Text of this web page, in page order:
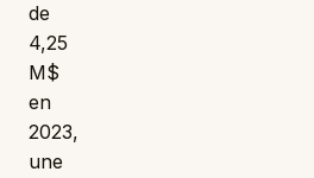
de
4,25
M$
en
2023,
une